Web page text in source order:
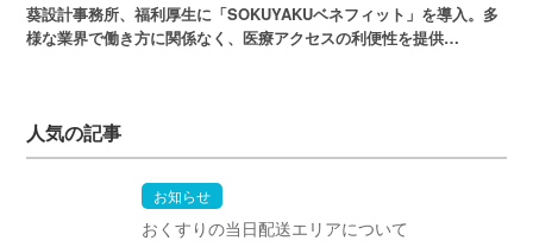
葵設計事務所、福利厚生に「SOKUYAKUベネフィット」を導入。多
様な業界で働き方に関係なく、医療アクセスの利便性を提供…
人気の記事
お知らせ
おくすりの当日配送エリアについて